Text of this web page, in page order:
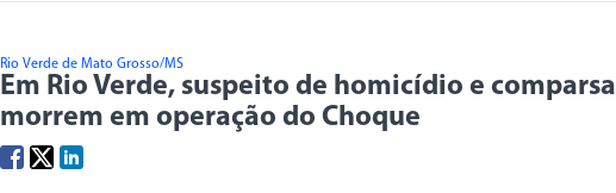
Rio Verde de Mato Grosso/MS
Em Rio Verde, suspeito de homicídio e comparsa
morrem em operação do Choque